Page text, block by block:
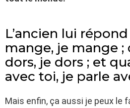
L’ancien lui
mange, je mange ;
dors, je dors ; et
avec toi, je parle
Mais enfin, ça aussi je peux le